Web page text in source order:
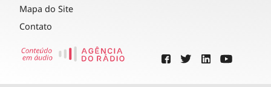
Mapa do Site
Contato